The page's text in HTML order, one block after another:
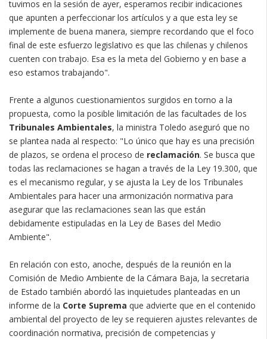
tuvimos en la sesión de ayer, esperamos recibir indicaciones
que apunten a perfeccionar los artículos y a que esta ley se
implemente de buena manera, siempre recordando que el foco
final de este esfuerzo legislativo es que las chilenas y chilenos
cuenten con trabajo. Esa es la meta del Gobierno y en base a
eso estamos trabajando".
Frente a algunos cuestionamientos surgidos en torno a la
propuesta, como la posible limitación de las facultades de los
Tribunales Ambientales, la ministra Toledo aseguró que no
se plantea nada al respecto: "Lo único que hay es una precisión
de plazos, se ordena el proceso de reclamación. Se busca que
todas las reclamaciones se hagan a través de la Ley 19.300, que
es el mecanismo regular, y se ajusta la Ley de los Tribunales
Ambientales para hacer una armonización normativa para
asegurar que las reclamaciones sean las que están
debidamente estipuladas en la Ley de Bases del Medio
Ambiente".
En relación con esto, anoche, después de la reunión en la
Comisión de Medio Ambiente de la Cámara Baja, la secretaria
de Estado también abordó las inquietudes planteadas en un
informe de la Corte Suprema que advierte que en el contenido
ambiental del proyecto de ley se requieren ajustes relevantes de
coordinación normativa, precisión de competencias y